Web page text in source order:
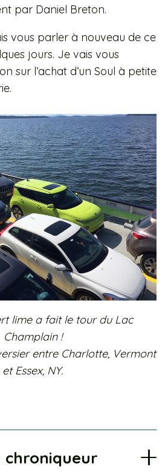
par Daniel Breton.
vous parler à nouveau de ce
jours. Je vais vous
sur l’achat d’un Soul à petite
lime a fait le tour du Lac
Champlain !
entre Charlotte, Vermont
et Essex, NY.
chroniqueur